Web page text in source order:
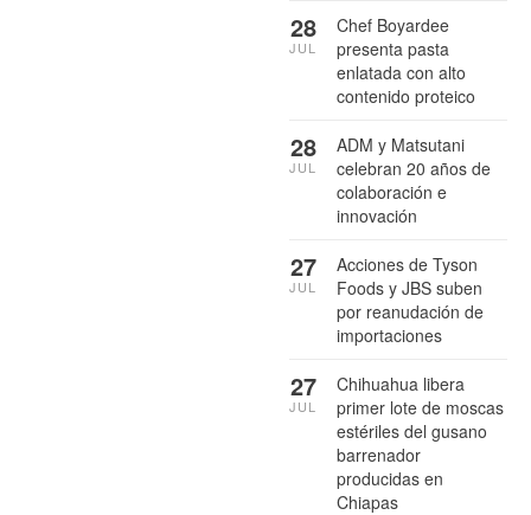
Chef Boyardee
presenta pasta
enlatada con alto
contenido proteico
28
JUL
ADM y Matsutani
celebran 20 años de
colaboración e
innovación
28
JUL
Acciones de Tyson
Foods y JBS suben
por reanudación de
importaciones
27
JUL
Chihuahua libera
primer lote de moscas
estériles del gusano
barrenador
producidas en
Chiapas
27
JUL